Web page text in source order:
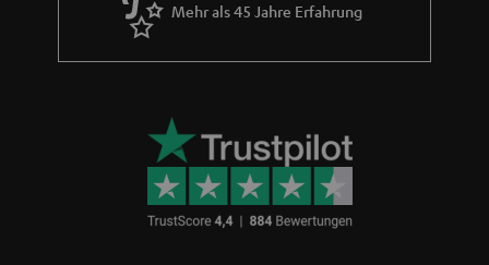
Mehr als 45 Jahre Erfahrung